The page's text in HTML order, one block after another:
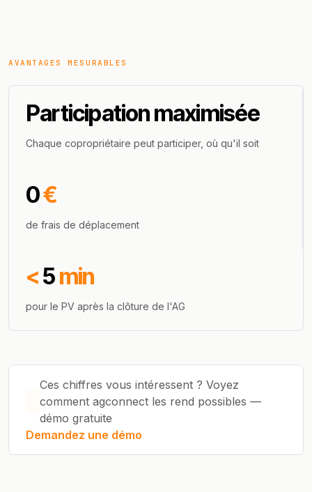
AVANTAGES MESURABLES
Participation maximisée
Chaque copropriétaire peut participer, où qu'il soit
0€
de frais de déplacement
<5min
pour le PV après la clôture de l'AG
Ces chiffres vous intéressent ? Voyez
comment agconnect les rend possibles —
démo gratuite
Demandez une démo